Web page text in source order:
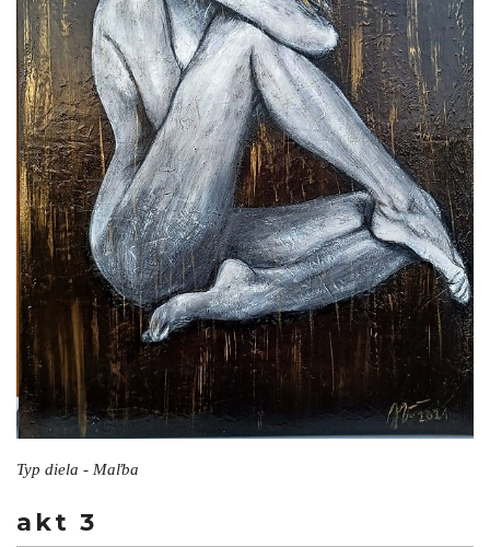
Typ diela - Maľba
akt 3